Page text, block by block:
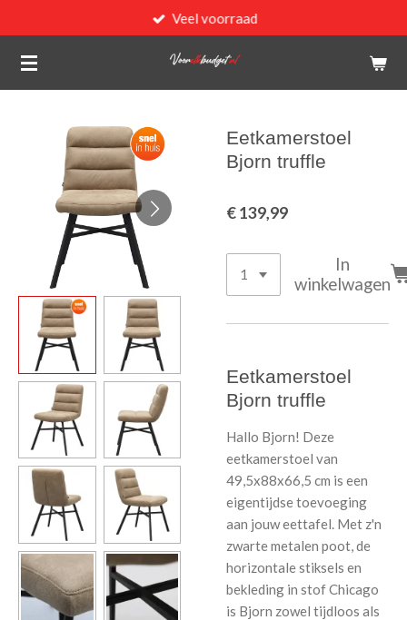
direct
naar
Veel voorraad
Eetkamerstoel
Bjorn truffle
€ 139,99
In
winkelwagen
Eetkamerstoel
Bjorn truffle
Hallo Bjorn! Deze
eetkamerstoel van
49,5x88x66,5 cm is een
eigentijdse toevoeging
aan jouw eettafel. Met z'n
zwarte metalen poot, de
horizontale stiksels en
bekleding in stof Chicago
is Bjorn zowel tijdloos als